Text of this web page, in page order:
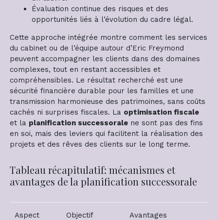
Évaluation continue des risques et des
opportunités liés à l’évolution du cadre légal.
Cette approche intégrée montre comment les services
du cabinet ou de l’équipe autour d’Eric Freymond
peuvent accompagner les clients dans des domaines
complexes, tout en restant accessibles et
compréhensibles. Le résultat recherché est une
sécurité financière durable pour les familles et une
transmission harmonieuse des patrimoines, sans coûts
cachés ni surprises fiscales. La optimisation fiscale
et la planification successorale ne sont pas des fins
en soi, mais des leviers qui facilitent la réalisation des
projets et des rêves des clients sur le long terme.
Tableau récapitulatif: mécanismes et
avantages de la planification successorale
Aspect Objectif Avantages